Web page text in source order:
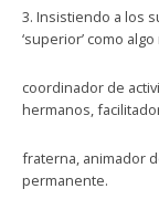
3. Insistiendo a los
‘superior’ como
coordinador de
hermanos,
fraterna, animador
permanente.